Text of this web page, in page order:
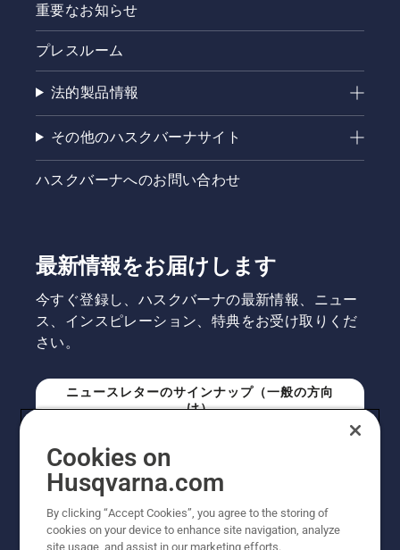
重要なお知らせ
プレスルーム
法的製品情報
その他のハスクバーナサイト
ハスクバーナへのお問い合わせ
最新情報をお届けします
今すぐ登録し、ハスクバーナの最新情報、ニュー
ス、インスピレーション、特典をお受け取りくだ
さい。
ニュースレターのサインナップ（一般の方向
け）
ニュースレターのサインアップ（プロの方向
け）
Cookies on
Husqvarna.com
By clicking “Accept Cookies”, you agree to the storing of
cookies on your device to enhance site navigation, analyze
site usage, and assist in our marketing efforts.